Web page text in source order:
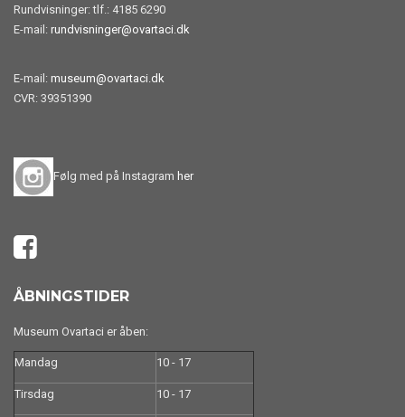
Rundvisninger: tlf.: 4185 6290
E-mail: rundvisninger@ovartaci.dk
E-mail: museum@ovartaci.dk
CVR: 39351390
Følg med på Instagram her
ÅBNINGSTIDER
Museum Ovartaci er åben:
Mandag 10 - 17
Tirsdag 10 - 17